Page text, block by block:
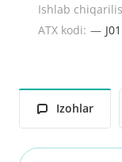
Ishlab
ATX kodi: —
Izohlar